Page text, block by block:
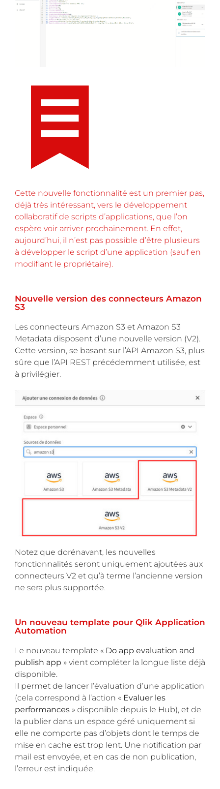
Cette nouvelle fonctionnalité est un premier pas,
déjà très intéressant, vers le développement
collaboratif de scripts d’applications, que l’on
espère voir arriver prochainement. En effet,
aujourd’hui, il n’est pas possible d’être plusieurs
à développer le script d’une application (sauf en
modifiant le propriétaire).
Nouvelle version des connecteurs Amazon
S3
Les connecteurs Amazon S3 et Amazon S3
Metadata disposent d’une nouvelle version (V2).
Cette version, se basant sur l’API Amazon S3, plus
sûre que l’API REST précédemment utilisée, est
à privilégier.
Notez que dorénavant, les nouvelles
fonctionnalités seront uniquement ajoutées aux
connecteurs V2 et qu’à terme l’ancienne version
ne sera plus supportée.
Un nouveau template pour Qlik Application
Automation
Le nouveau template « Do app evaluation and
publish app » vient compléter la longue liste déjà
disponible.
Il permet de lancer l’évaluation d’une application
(cela correspond à l’action « Evaluer les
performances » disponible depuis le Hub), et de
la publier dans un espace géré uniquement si
elle ne comporte pas d’objets dont le temps de
mise en cache est trop lent. Une notification par
mail est envoyée, et en cas de non publication,
l’erreur est indiquée.